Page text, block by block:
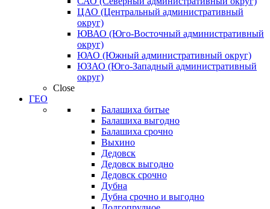
ЦАО (Центральный административный
округ)
ЮВАО (Юго-Восточный административный
округ)
ЮАО (Южный административный округ)
ЮЗАО (Юго-Западный административный
округ)
Close
ГЕО
Балашиха битые
Балашиха выгодно
Балашиха срочно
Выхино
Дедовск
Дедовск выгодно
Дедовск срочно
Дубна
Дубна срочно и выгодно